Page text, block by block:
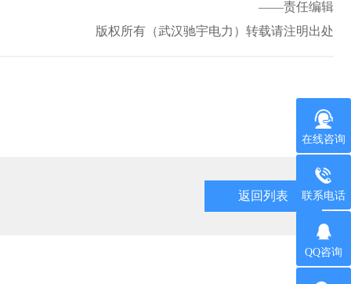
——责任编辑
版权所有（武汉驰宇电力）转载请注明出处
返回列表
在线咨询
联系电话
QQ咨询